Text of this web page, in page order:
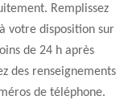
Remplissez
votre disposition sur
de 24 h après
des renseignements
de téléphone.